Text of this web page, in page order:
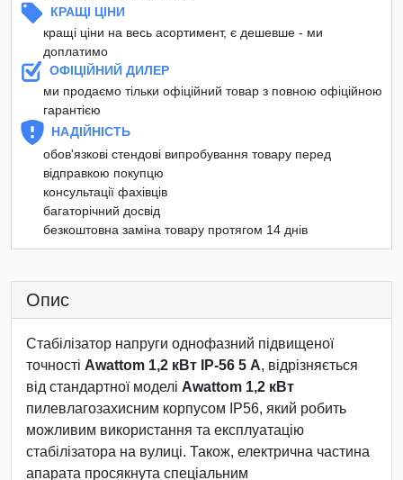
КРАЩІ ЦІНИ
кращі ціни на весь асортимент, є дешевше - ми
доплатимо
ОФІЦІЙНИЙ ДИЛЕР
ми продаємо тільки офіційний товар з повною офіційною
гарантією
НАДІЙНІСТЬ
обов'язкові стендові випробування товару перед
відправкою покупцю
консультації фахівців
багаторічний досвід
безкоштовна заміна товару протягом 14 днів
Опис
Стабілізатор напруги однофазний підвищеної
точності Awattom 1,2 кВт IP-56 5 А, відрізняється
від стандартної моделі Awattom 1,2 кВт
пилевлагозахисним корпусом IP56, який робить
можливим використання та експлуатацію
стабілізатора на вулиці. Також, електрична частина
апарата просякнута спеціальним